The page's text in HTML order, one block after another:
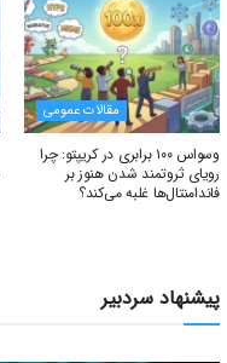
مقالات عمومی
وسواس ۱۰۰ برابری در کریپتو: چرا
رویای ثروتمند شدن هنوز بر
فاندامنتال‌ها غلبه می‌کند؟
پیشنهاد سردبیر